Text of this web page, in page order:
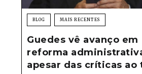
BLOG MAIS RECENTES
Guedes vê avanço em
reforma
apesar das críticas ao